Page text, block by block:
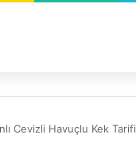
Cevizli Havuçlu Kek Tarifi